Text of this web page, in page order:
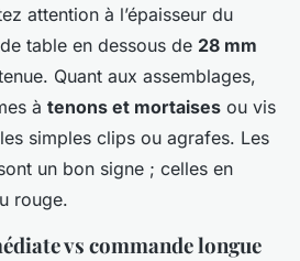
attention à l’épaisseur du
table en dessous de 28 mm
Quant aux assemblages,
à tenons et mortaises ou vis
simples clips ou agrafes. Les
un bon signe ; celles en
rouge.
vs commande longue